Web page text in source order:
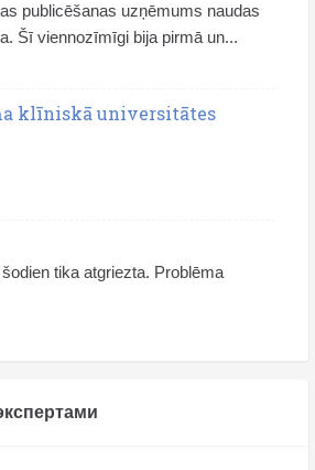
publicēšanas uzņēmums naudas
Šī viennozīmīgi bija pirmā un...
klīniskā universitātes
tika atgriezta. Problēma